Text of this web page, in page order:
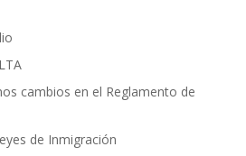
cambios en el Reglamento de
de Inmigración